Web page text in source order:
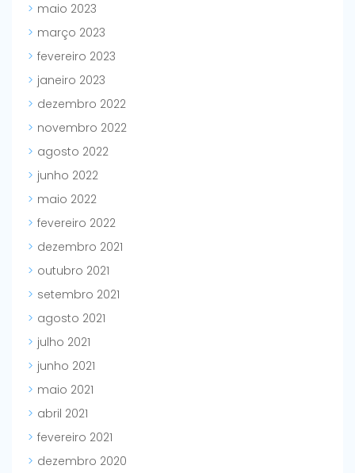
maio 2023
março 2023
fevereiro 2023
janeiro 2023
dezembro 2022
novembro 2022
agosto 2022
junho 2022
maio 2022
fevereiro 2022
dezembro 2021
outubro 2021
setembro 2021
agosto 2021
julho 2021
junho 2021
maio 2021
abril 2021
fevereiro 2021
dezembro 2020